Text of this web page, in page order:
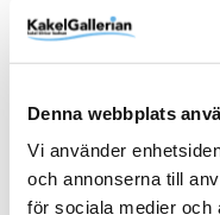
Denna webbplats
Vi använder
och annonserna till
för sociala medier och
Produktinformation
Varumärke